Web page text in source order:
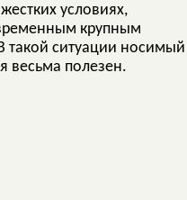
условиях,
крупным
такой ситуации носимый
весьма полезен.